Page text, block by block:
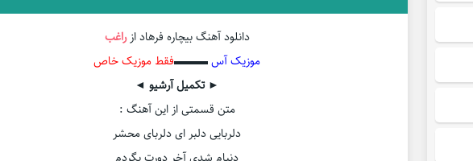
دانلود آهنگ بیچاره فرهاد ازراغب
موزیک آس▬▬▬فقط موزیک خاص
► تکمیل آرشیو ◄
متن قسمتی از این آهنگ :
دلربایی دلبر ای دلربای محشر